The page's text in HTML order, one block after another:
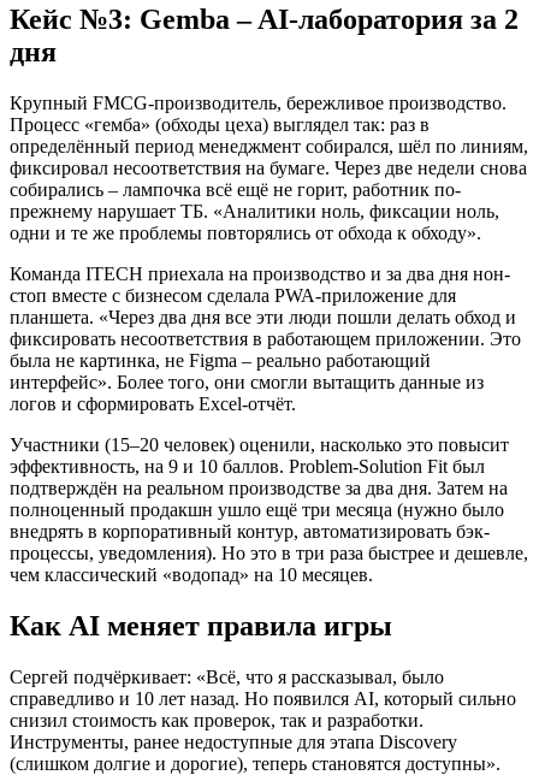
Кейс №3: Gemba – AI-лаборатория за 2
дня
Крупный FMCG-производитель, бережливое производство.
Процесс «гемба» (обходы цеха) выглядел так: раз в
определённый период менеджмент собирался, шёл по линиям,
фиксировал несоответствия на бумаге. Через две недели снова
собирались – лампочка всё ещё не горит, работник по-
прежнему нарушает ТБ. «Аналитики ноль, фиксации ноль,
одни и те же проблемы повторялись от обхода к обходу».
Команда ITECH приехала на производство и за два дня нон-
стоп вместе с бизнесом сделала PWA-приложение для
планшета. «Через два дня все эти люди пошли делать обход и
фиксировать несоответствия в работающем приложении. Это
была не картинка, не Figma – реально работающий
интерфейс». Более того, они смогли вытащить данные из
логов и сформировать Excel-отчёт.
Участники (15–20 человек) оценили, насколько это повысит
эффективность, на 9 и 10 баллов. Problem-Solution Fit был
подтверждён на реальном производстве за два дня. Затем на
полноценный продакшн ушло ещё три месяца (нужно было
внедрять в корпоративный контур, автоматизировать бэк-
процессы, уведомления). Но это в три раза быстрее и дешевле,
чем классический «водопад» на 10 месяцев.
Как AI меняет правила игры
Сергей подчёркивает: «Всё, что я рассказывал, было
справедливо и 10 лет назад. Но появился AI, который сильно
снизил стоимость как проверок, так и разработки.
Инструменты, ранее недоступные для этапа Discovery
(слишком долгие и дорогие), теперь становятся доступны».